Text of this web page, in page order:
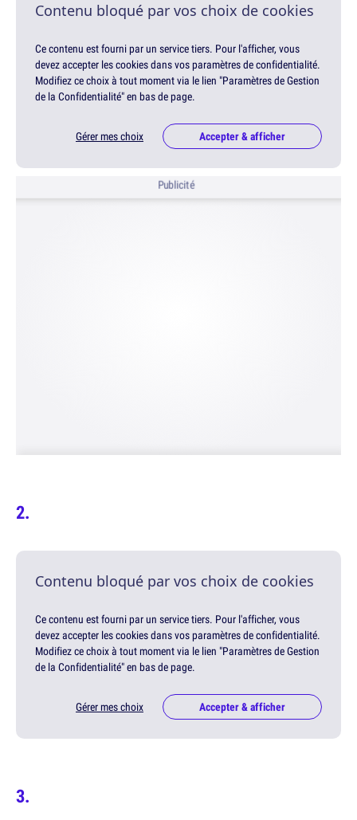
Contenu bloqué par vos choix de cookies
Ce contenu est fourni par un service tiers. Pour l'afficher, vous
devez accepter les cookies dans vos paramètres de confidentialité.
Modifiez ce choix à tout moment via le lien "Paramètres de Gestion
de la Confidentialité" en bas de page.
Gérer mes choix Accepter & afficher
Publicité
Contenu bloqué par vos choix de cookies
Ce contenu est fourni par un service tiers. Pour l'afficher, vous
devez accepter les cookies dans vos paramètres de confidentialité.
Modifiez ce choix à tout moment via le lien "Paramètres de Gestion
de la Confidentialité" en bas de page.
Gérer mes choix Accepter & afficher